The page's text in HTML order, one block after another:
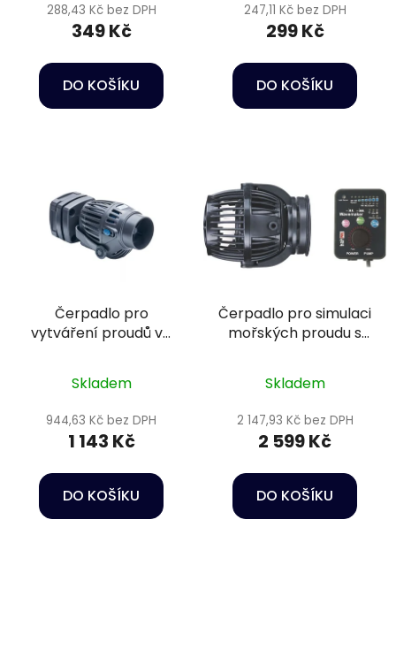
288,43 Kč bez DPH
349 Kč
DO KOŠÍKU
247,11 Kč bez DPH
299 Kč
DO KOŠÍKU
Čerpadlo pro
vytváření proudů ve
2000
Skladem
944,63 Kč bez DPH
1 143 Kč
DO KOŠÍKU
Čerpadlo pro simulaci
mořských proudu s
Skladem
2 147,93 Kč bez DPH
2 599 Kč
DO KOŠÍKU